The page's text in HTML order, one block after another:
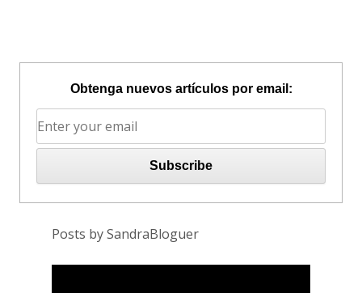
Obtenga nuevos artículos por email:
Posts by SandraBloguer